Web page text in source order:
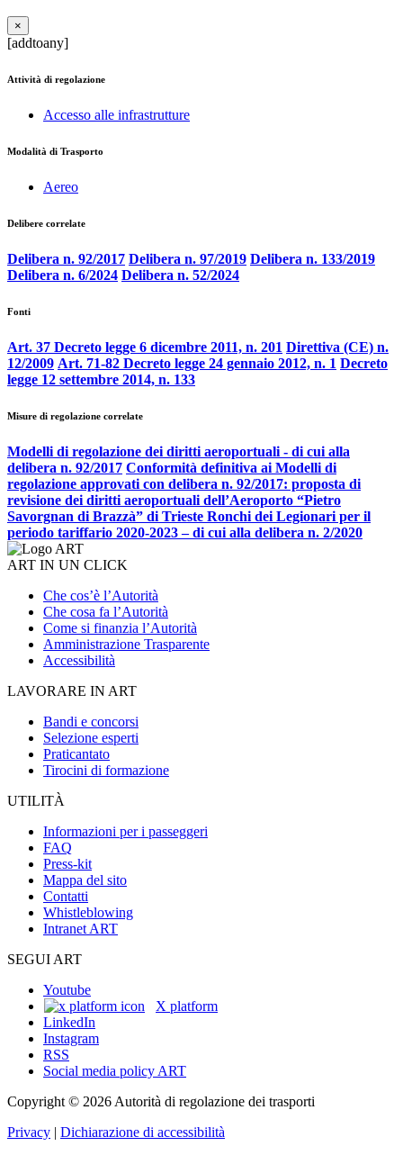
×
[addtoany]
Attività di regolazione
Accesso alle infrastrutture
Modalità di Trasporto
Aereo
Delibere correlate
Delibera n. 92/2017 Delibera n. 97/2019 Delibera n. 133/2019
Delibera n. 6/2024 Delibera n. 52/2024
Fonti
Art. 37 Decreto legge 6 dicembre 2011, n. 201 Direttiva (CE) n.
12/2009 Art. 71-82 Decreto legge 24 gennaio 2012, n. 1 Decreto
legge 12 settembre 2014, n. 133
Misure di regolazione correlate
Modelli di regolazione dei diritti aeroportuali - di cui alla
delibera n. 92/2017 Conformità definitiva ai Modelli di
regolazione approvati con delibera n. 92/2017: proposta di
revisione dei diritti aeroportuali dell’Aeroporto “Pietro
Savorgnan di Brazzà” di Trieste Ronchi dei Legionari per il
periodo tariffario 2020-2023 – di cui alla delibera n. 2/2020
ART IN UN CLICK
Che cos’è l’Autorità
Che cosa fa l’Autorità
Come si finanzia l’Autorità
Amministrazione Trasparente
Accessibilità
LAVORARE IN ART
Bandi e concorsi
Selezione esperti
Praticantato
Tirocini di formazione
UTILITÀ
Informazioni per i passeggeri
FAQ
Press-kit
Mappa del sito
Contatti
Whistleblowing
Intranet ART
SEGUI ART
Youtube
X platform
LinkedIn
Instagram
RSS
Social media policy ART
Copyright © 2026 Autorità di regolazione dei trasporti
Privacy | Dichiarazione di accessibilità